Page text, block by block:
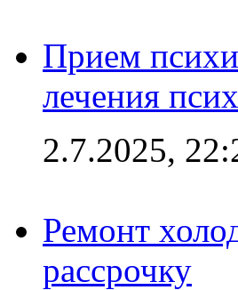
Прием
лечения
2.7.2025,
Ремонт
рассрочку